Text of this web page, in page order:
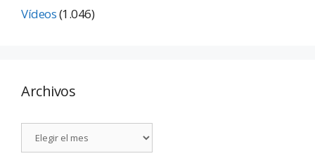
Vídeos(1.046)
Archivos